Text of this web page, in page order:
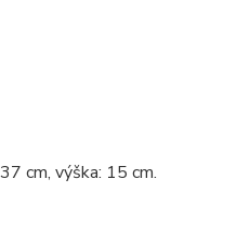
cm, výška: 15 cm.